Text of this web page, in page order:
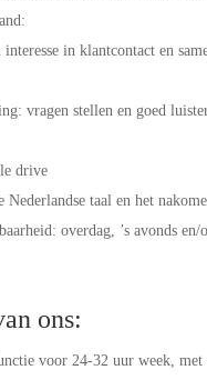
in klantcontact en
vragen stellen en goed
drive
taal en het
overdag, ’s avonds en/
ons:
voor 24-32 uur week, met